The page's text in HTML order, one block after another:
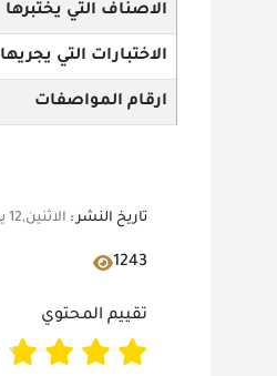
الاصناف التي يختبرها
الاختبارات التي يجريها
ارقام المواصفات
تاريخ النشر : الاثنين,12 يونيو 2023 12:00 ص
1243
تقييم المحتوي